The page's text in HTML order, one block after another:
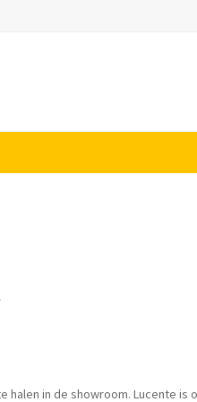
halen in de showroom. Lucente is